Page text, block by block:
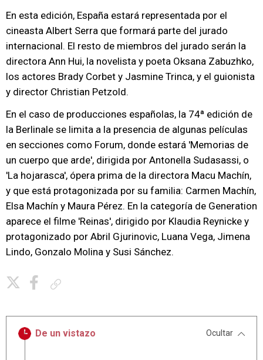
En esta edición, España estará representada por el
cineasta Albert Serra que formará parte del jurado
internacional. El resto de miembros del jurado serán la
directora Ann Hui, la novelista y poeta Oksana Zabuzhko,
los actores Brady Corbet y Jasmine Trinca, y el guionista
y director Christian Petzold.
En el caso de producciones españolas, la 74ª edición de
la Berlinale se limita a la presencia de algunas películas
en secciones como Forum, donde estará 'Memorias de
un cuerpo que arde', dirigida por Antonella Sudasassi, o
'La hojarasca', ópera prima de la directora Macu Machín,
y que está protagonizada por su familia: Carmen Machín,
Elsa Machín y Maura Pérez. En la categoría de Generation
aparece el filme 'Reinas', dirigido por Klaudia Reynicke y
protagonizado por Abril Gjurinovic, Luana Vega, Jimena
Lindo, Gonzalo Molina y Susi Sánchez.
De un vistazo Ocultar